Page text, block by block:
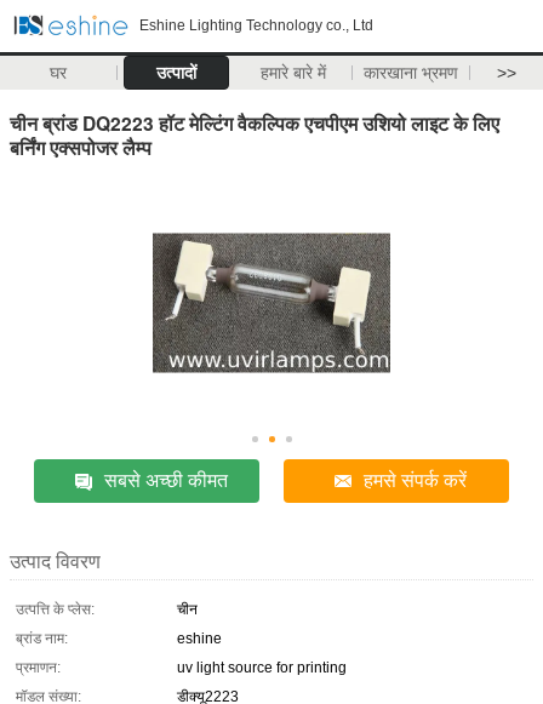
Eshine Lighting Technology co., Ltd
घर उत्पादों हमारे बारे में कारखाना भ्रमण >>
चीन ब्रांड DQ2223 हॉट मेल्टिंग वैकल्पिक एचपीएम उशियो लाइट के लिए
बर्निंग एक्सपोजर लैम्प
सबसे अच्छी कीमत हमसे संपर्क करें
उत्पाद विवरण
उत्पत्ति के प्लेस:
चीन
ब्रांड नाम:
eshine
प्रमाणन:
uv light source for printing
मॉडल संख्या:
डीक्यू2223